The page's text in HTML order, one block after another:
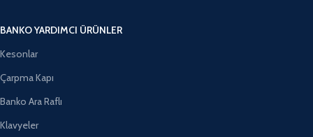
BANKO YARDIMCI ÜRÜNLER
Kesonlar
Çarpma Kapı
Banko Ara Raflı
Klavyeler